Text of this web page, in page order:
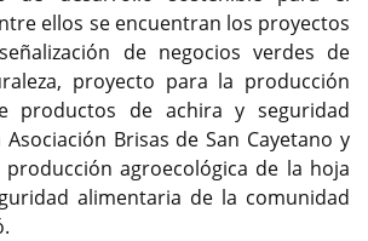
ellos se encuentran los proyectos
de negocios verdes de
proyecto para la producción
productos de achira y seguridad
Brisas de San Cayetano y
agroecológica de la hoja
alimentaria de la comunidad